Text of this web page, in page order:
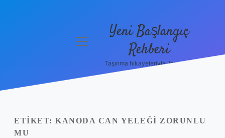
Politikası
Yasal Uyarı
menüyü
Yeni Başlangıç
Rehberi
Taşınma hikayeleriyle ilham bul!
ETIKET: KANODA CAN YELEĞI ZORUNLU
MU